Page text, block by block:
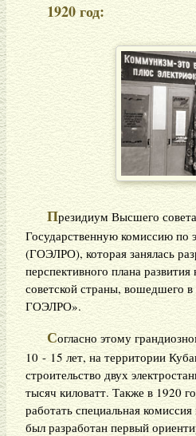
1920 год:
Президиум Высшего
Государственную комиссию по
(ГОЭЛРО), которая занялась
перспективного плана развития
советской страны, вошедшего
ГОЭЛРО».
Согласно этому
10 - 15 лет, на территории
строительство двух
тысяч киловатт. Также в 1920
работать специальная
был разработан первый